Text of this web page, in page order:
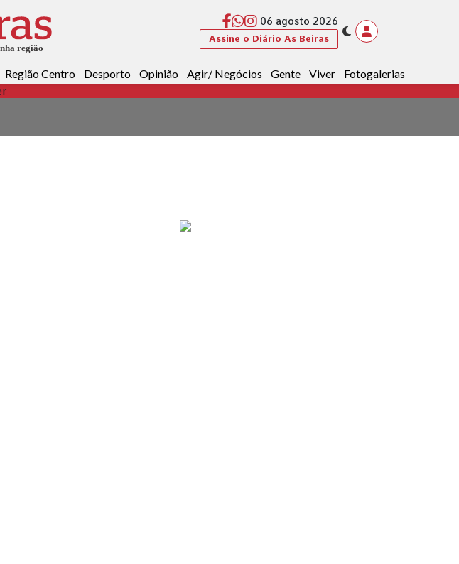
06 agosto 2026
Assine o Diário As Beiras
Região Centro Desporto Opinião Agir/ Negócios Gente Viver Fotogalerias